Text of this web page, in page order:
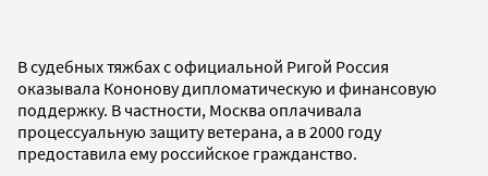
В судебных тяжбах с официальной Ригой Россия
оказывала Кононову дипломатическую и финансовую
поддержку. В частности, Москва оплачивала
процессуальную защиту ветерана, а в 2000 году
предоставила ему российское гражданство.